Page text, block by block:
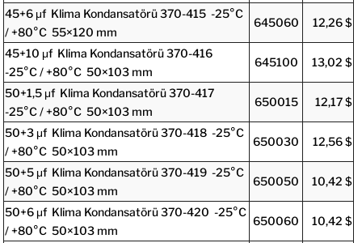
45+6 μf Klima Kondansatörü 370-415 -25°C
/ +80°C 55×120 mm
645060 12,26 $
45+10 μf Klima Kondansatörü 370-416
-25°C / +80°C 50×103 mm
645100 13,02 $
50+1,5 μf Klima Kondansatörü 370-417
-25°C / +80°C 50×103 mm
650015 12,17 $
50+3 μf Klima Kondansatörü 370-418 -25°C
/ +80°C 50×103 mm
650030 12,56 $
50+5 μf Klima Kondansatörü 370-419 -25°C
/ +80°C 50×103 mm
650050 10,42 $
50+6 μf Klima Kondansatörü 370-420 -25°C
/ +80°C 50×103 mm
650060 10,42 $